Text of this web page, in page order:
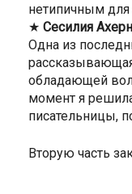
нетипичным
★ Сесилия
Одна из
обладающей
момент я
писательницы,
Вторую часть